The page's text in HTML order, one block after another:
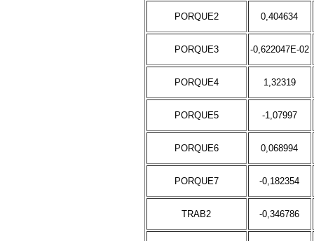
PORQUE2 0,404634
PORQUE3 -0,622047E-02
PORQUE4 1,32319
PORQUE5 -1,07997
PORQUE6 0,068994
PORQUE7 -0,182354
TRAB2 -0,346786